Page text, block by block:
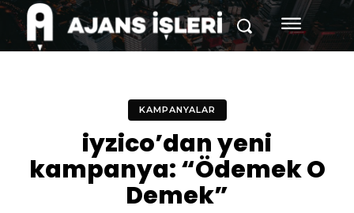
KAMPANYALAR
iyzico’dan yeni
kampanya: “Ödemek O
Demek”